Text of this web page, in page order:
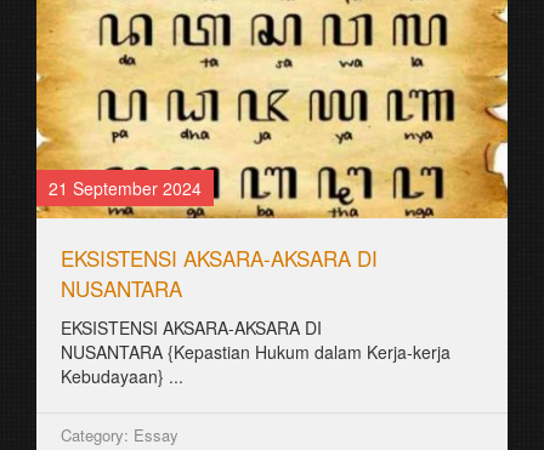
21 September 2024
EKSISTENSI AKSARA-AKSARA DI
NUSANTARA
EKSISTENSI AKSARA-AKSARA DI
NUSANTARA {Kepastian Hukum dalam Kerja-kerja
Kebudayaan} ...
Category: Essay